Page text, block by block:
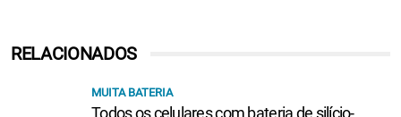
RELACIONADOS
MUITA BATERIA
Todos os celulares com bateria de silício-